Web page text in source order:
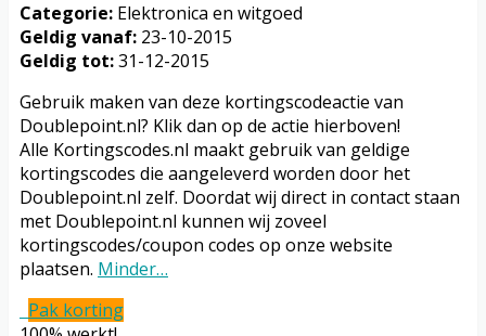
Categorie: Elektronica en witgoed
Geldig vanaf: 23-10-2015
Geldig tot:31-12-2015
Gebruik maken van deze kortingscodeactie van
Doublepoint.nl? Klik dan op de actie hierboven!
Alle Kortingscodes.nl maakt gebruik van geldige
kortingscodes die aangeleverd worden door het
Doublepoint.nl zelf. Doordat wij direct in contact staan
met Doublepoint.nl kunnen wij zoveel
kortingscodes/coupon codes op onze website
plaatsen. Minder…
Pak korting